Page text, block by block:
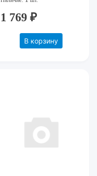
1 769 ₽
В корзину